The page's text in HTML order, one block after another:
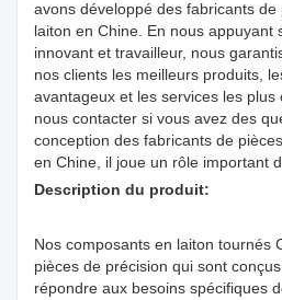
avons développé des fabricants
laiton en Chine. En nous appuyant
innovant et travailleur, nous
nos clients les meilleurs produits,
avantageux et les services les plus
nous contacter si vous avez des
conception des fabricants de
en Chine, il joue un rôle important
Description du produit:
Nos composants en laiton tournés
pièces de précision qui sont
répondre aux besoins spécifiques